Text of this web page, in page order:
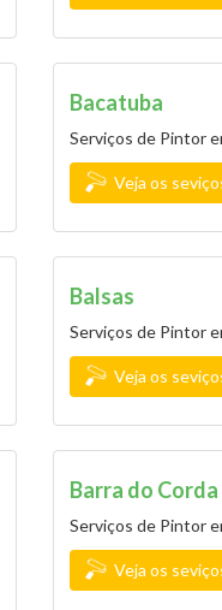
Bacatuba
Serviços de Pintor
Veja os
Balsas
Serviços de Pintor
Veja os
Barra do Corda
Serviços de Pintor
Veja os